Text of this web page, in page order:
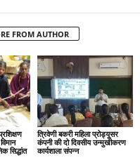
FROM AUTHOR
सिद्धांत
त्रिवेणी बकरी महिला प्रोड्यूसर
कंपनी की दो दिवसीय उन्मुखीकरण
कार्यशाला संपन्न